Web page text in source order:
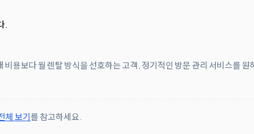
.
용보다 월 렌탈 방식을 선호하는 고객, 정기적인 방문 관리 서비스를 원
체 보기를 참고하세요.